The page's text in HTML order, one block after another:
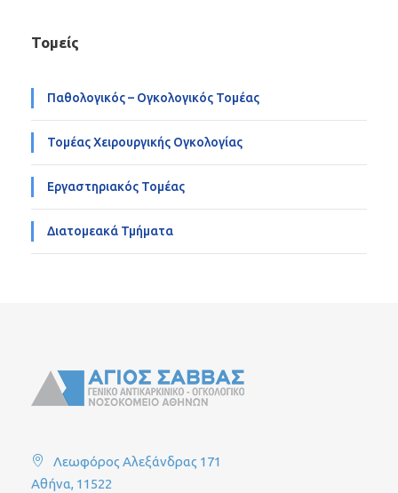
Τομείς
Παθολογικός – Ογκολογικός Τομέας
Τομέας Χειρουργικής Ογκολογίας
Εργαστηριακός Τομέας
Διατομεακά Τμήματα
Λεωφόρος Αλεξάνδρας 171
Αθήνα, 11522